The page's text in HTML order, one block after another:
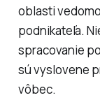
oblasti
podnikateľa.
spracovanie
sú vyslovene
vôbec.